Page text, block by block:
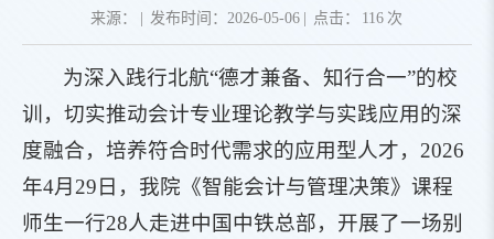
来源： 发布时间：2026-05-06 点击： 116 次
为深入践行北航“德才兼备、知行合一”的校
训，切实推动会计专业理论教学与实践应用的深
度融合，培养符合时代需求的应用型人才，2026
年4月29日，我院《智能会计与管理决策》课程
师生一行28人走进中国中铁总部，开展了一场别